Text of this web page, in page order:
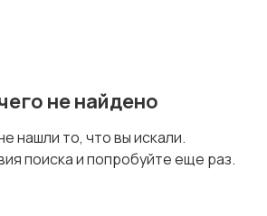
не найдено
нашли то, что вы искали.
поиска и попробуйте еще раз.